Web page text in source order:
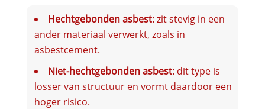
Hechtgebonden asbest:zit stevig in een
ander materiaal verwerkt, zoals in
asbestcement.
Niet-hechtgebonden asbest:dit type is
losser van structuur en vormt daardoor een
hoger risico.